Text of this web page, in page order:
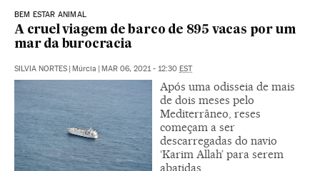
BEM ESTAR ANIMAL
A cruel viagem de barco de 895 vacas por um
mar da burocracia
SILVIA NORTES | Múrcia | MAR 06, 2021 - 12:30 EST
Após uma odisseia de mais
de dois meses pelo
Mediterrâneo, reses
começam a ser
descarregadas do navio
‘Karim Allah’ para serem
abatidas